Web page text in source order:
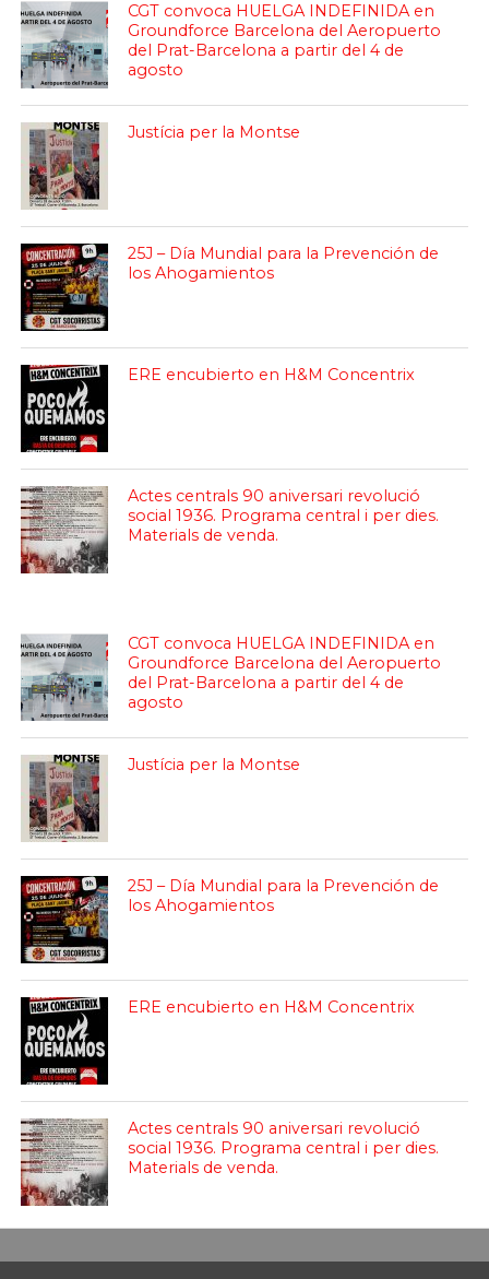
CGT convoca HUELGA INDEFINIDA en
Groundforce Barcelona del Aeropuerto
del Prat-Barcelona a partir del 4 de
agosto
Justícia per la Montse
25J – Día Mundial para la Prevención de
los Ahogamientos
ERE encubierto en H&M Concentrix
Actes centrals 90 aniversari revolució
social 1936. Programa central i per dies.
Materials de venda.
CGT convoca HUELGA INDEFINIDA en
Groundforce Barcelona del Aeropuerto
del Prat-Barcelona a partir del 4 de
agosto
Justícia per la Montse
25J – Día Mundial para la Prevención de
los Ahogamientos
ERE encubierto en H&M Concentrix
Actes centrals 90 aniversari revolució
social 1936. Programa central i per dies.
Materials de venda.